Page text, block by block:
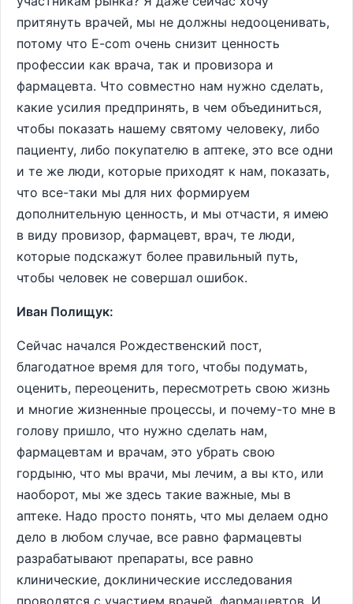
притянуть врачей, мы не должны недооценивать,
потому что E-com очень снизит ценность
профессии как врача, так и провизора и
фармацевта. Что совместно нам нужно сделать,
какие усилия предпринять, в чем объединиться,
чтобы показать нашему святому человеку, либо
пациенту, либо покупателю в аптеке, это все одни
и те же люди, которые приходят к нам, показать,
что все-таки мы для них формируем
дополнительную ценность, и мы отчасти, я имею
в виду провизор, фармацевт, врач, те люди,
которые подскажут более правильный путь,
чтобы человек не совершал ошибок.
Иван Полищук:
Сейчас начался Рождественский пост,
благодатное время для того, чтобы подумать,
оценить, переоценить, пересмотреть свою жизнь
и многие жизненные процессы, и почему-то мне в
голову пришло, что нужно сделать нам,
фармацевтам и врачам, это убрать свою
гордыню, что мы врачи, мы лечим, а вы кто, или
наоборот, мы же здесь такие важные, мы в
аптеке. Надо просто понять, что мы делаем одно
дело в любом случае, все равно фармацевты
разрабатывают препараты, все равно
клинические, доклинические исследования
проводятся с участием врачей, фармацевтов. И